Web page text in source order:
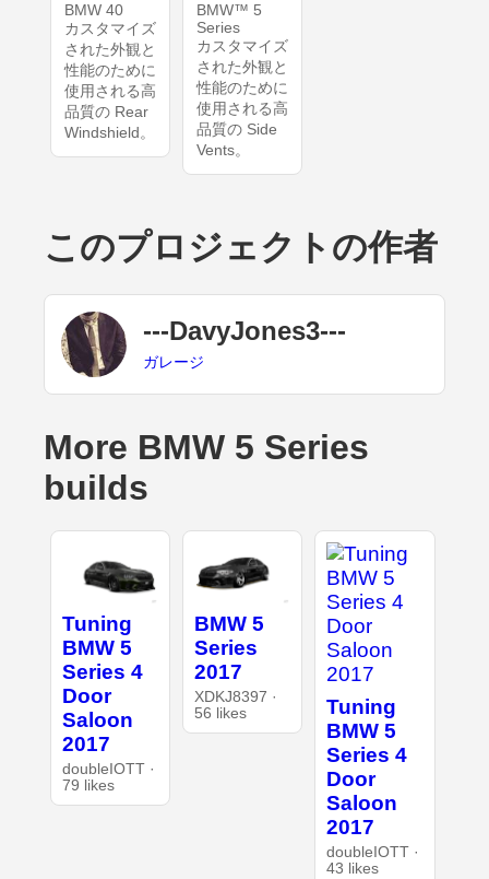
BMW 40
カスタマイズ
された外観と
性能のために
使用される高
品質の Rear
Windshield。
BMW™ 5
Series
カスタマイズ
された外観と
性能のために
使用される高
品質の Side
Vents。
このプロジェクトの作者
---DavyJones3---
ガレージ
More BMW 5 Series
builds
Tuning
BMW 5
Series 4
Door
Saloon
2017
doubleIOTT ·
79 likes
BMW 5
Series
2017
XDKJ8397 ·
56 likes
Tuning
BMW 5
Series 4
Door
Saloon
2017
doubleIOTT ·
43 likes